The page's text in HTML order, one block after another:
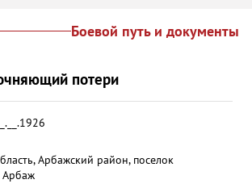
Боевой путь и документы
потери
__.__.1926
Арбажский район, поселок
Арбаж